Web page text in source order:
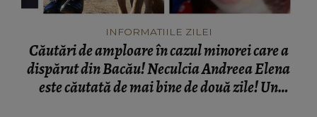
INFORMATIILE ZILEI
Căutări de amploare în cazul minorei care a
dispărut din Bacău! Neculcia Andreea Elena
este căutată de mai bine de două zile! Un